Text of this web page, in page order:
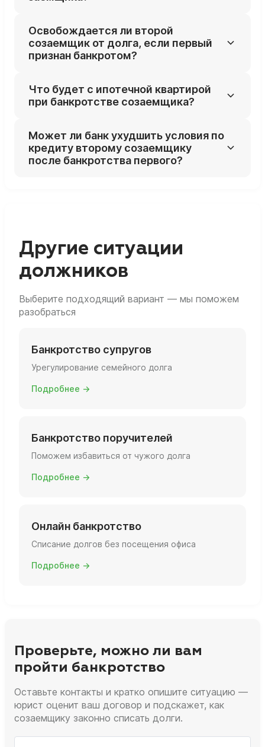
инициировать свою процедуру банкротства
независимо от других участников кредита.
Освобождается ли второй
созаемщик от долга, если первый
признан банкротом?
задолженности с любого из созаемщиков,
статус банкрота одного не освобождает
Что будет с ипотечной квартирой
при банкротстве созаемщика?
и банк согласен, квартира может быть
сохранена; при прекращении платежей
велик риск её продажи в конкурсной массе.
Может ли банк ухудшить условия по
кредиту второму созаемщику
после банкротства первого?
Другие ситуации
должников
Выберите подходящий вариант — мы поможем
разобраться
Банкротство супругов
Урегулирование семейного долга
Подробнее →
Банкротство поручителей
Поможем избавиться от чужого долга
Подробнее →
Онлайн банкротство
Списание долгов без посещения офиса
Подробнее →
Проверьте, можно ли вам
пройти банкротство
Оставьте контакты и кратко опишите ситуацию —
юрист оценит ваш договор и подскажет, как
созаемщику законно списать долги.